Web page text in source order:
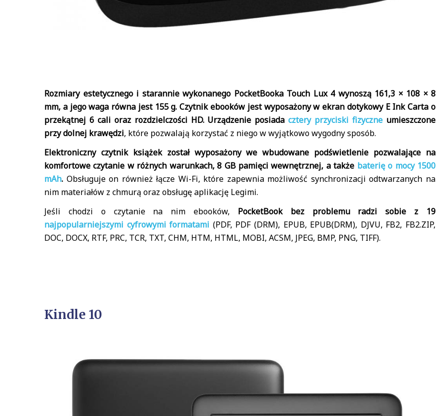
Rozmiary estetycznego i starannie wykonanego PocketBooka Touch Lux 4 wynoszą 161,3 × 108 × 8
mm, a jego waga równa jest 155 g. Czytnik ebooków jest wyposażony w ekran dotykowy E Ink Carta o
przekątnej 6 cali oraz rozdzielczości HD. Urządzenie posiadacztery przyciski fizyczne umieszczone
przy dolnej krawędzi, które pozwalają korzystać z niego w wyjątkowo wygodny sposób.
Elektroniczny czytnik książek został wyposażony we wbudowane podświetlenie pozwalające na
komfortowe czytanie w różnych warunkach, 8 GB pamięci wewnętrznej, a także baterię o mocy 1500
mAh. Obsługuje on również łącze Wi-Fi, które zapewnia możliwość synchronizacji odtwarzanych na
nim materiałów z chmurą oraz obsługę aplikację Legimi.
Jeśli chodzi o czytanie na nim ebooków, PocketBook bez problemu radzi sobie z 19
najpopularniejszymi cyfrowymi formatami (PDF, PDF (DRM), EPUB, EPUB(DRM), DJVU, FB2, FB2.ZIP,
DOC, DOCX, RTF, PRC, TCR, TXT, CHM, HTM, HTML, MOBI, ACSM, JPEG, BMP, PNG, TIFF).
Kindle 10